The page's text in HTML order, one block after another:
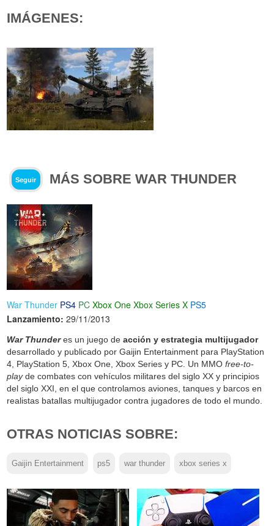
IMÁGENES:
Seguir MÁS SOBRE WAR THUNDER
War Thunder PS4 PC Xbox One Xbox Series X PS5
Lanzamiento: 29/11/2013
War Thunderes un juego deacción y estrategia multijugador
desarrollado y publicado por Gaijin Entertainment para PlayStation
4, PlayStation 5, Xbox One, Xbox Series y PC. Un MMOfree-to-
playde combates con vehículos militares del siglo XX y principios
del siglo XXI, en el que controlamos aviones, tanques y barcos en
realistas batallas multijugador contra jugadores de todo el mundo.
OTRAS NOTICIAS SOBRE:
Gaijin Entertainment ps5 war thunder xbox series x